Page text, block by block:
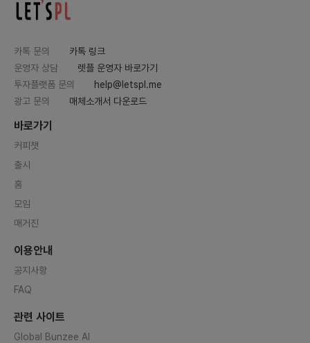
카톡 문의
카톡 링크
운영자 상담
렛플 운영자 바로가기
투자플랫폼 문의
help@letspl.me
광고 문의
매체소개서 다운로드
바로가기
커피챗
출시
홈
모임
매거진
이용안내
공지사항
FAQ
관련 사이트
Global Bunzee AI